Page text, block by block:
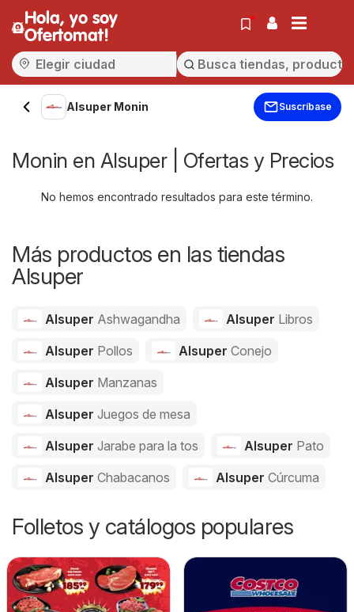
Hola, yo soy
Ofertomat!
Alsuper Monin Suscríbase
Monin en Alsuper | Ofertas y Precios
No hemos encontrado resultados para este término.
Más productos en las tiendas
Alsuper
Alsuper Ashwagandha Alsuper Libros
Alsuper Pollos Alsuper Conejo
Alsuper Manzanas
Alsuper Juegos de mesa
Alsuper Jarabe para la tos Alsuper Pato
Alsuper Chabacanos Alsuper Cúrcuma
Folletos y catálogos populares